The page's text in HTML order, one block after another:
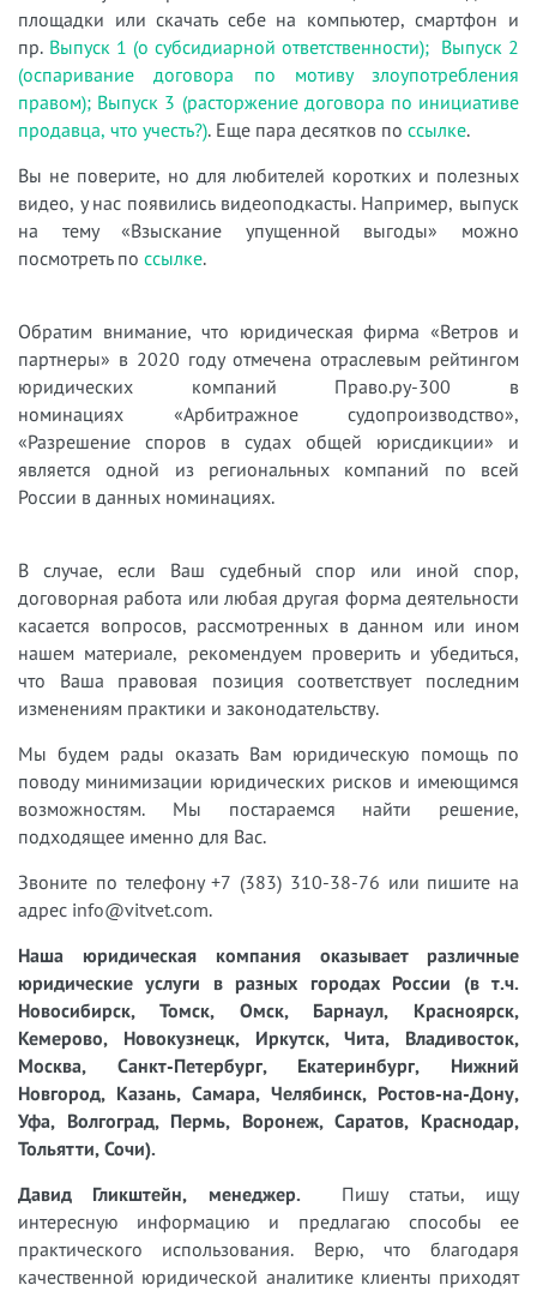
площадки или скачать себе на компьютер, смартфон и
пр. Выпуск 1 (о субсидиарной ответственности); Выпуск 2
(оспаривание договора по мотиву злоупотребления
правом); Выпуск 3 (расторжение договора по инициативе
продавца, что учесть?). Еще пара десятков по ссылке.
Вы не поверите, но для любителей коротких и полезных
видео, у нас появились видеоподкасты. Например, выпуск
на тему «Взыскание упущенной выгоды» можно
посмотреть по ссылке.
Обратим внимание, что юридическая фирма «Ветров и
партнеры» в 2020 году отмечена отраслевым рейтингом
юридических компаний Право.ру-300 в
номинациях «Арбитражное судопроизводство»,
«Разрешение споров в судах общей юрисдикции» и
является одной из региональных компаний по всей
России в данных номинациях.
В случае, если Ваш судебный спор или иной спор,
договорная работа или любая другая форма деятельности
касается вопросов, рассмотренных в данном или ином
нашем материале, рекомендуем проверить и убедиться,
что Ваша правовая позиция соответствует последним
изменениям практики и законодательству.
Мы будем рады оказать Вам юридическую помощь по
поводу минимизации юридических рисков и имеющимся
возможностям. Мы постараемся найти решение,
подходящее именно для Вас.
Звоните по телефону +7 (383) 310-38-76 или пишите на
адрес info@vitvet.com.
Наша юридическая компания оказывает различные
юридические услуги в разных городах России (в т.ч.
Новосибирск, Томск, Омск, Барнаул, Красноярск,
Кемерово, Новокузнецк, Иркутск, Чита, Владивосток,
Москва, Санкт-Петербург, Екатеринбург, Нижний
Новгород, Казань, Самара, Челябинск, Ростов-на-Дону,
Уфа, Волгоград, Пермь, Воронеж, Саратов, Краснодар,
Тольятти, Сочи).
Давид Гликштейн, менеджер. Пишу статьи, ищу
интересную информацию и предлагаю способы ее
практического использования. Верю, что благодаря
качественной юридической аналитике клиенты приходят